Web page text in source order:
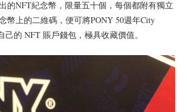
的NFT紀念幣，限量五十個，每個都附有獨立
幣上的二維碼，便可將PONY 50週年City
己的 NFT 賬戶錢包，極具收藏價值。